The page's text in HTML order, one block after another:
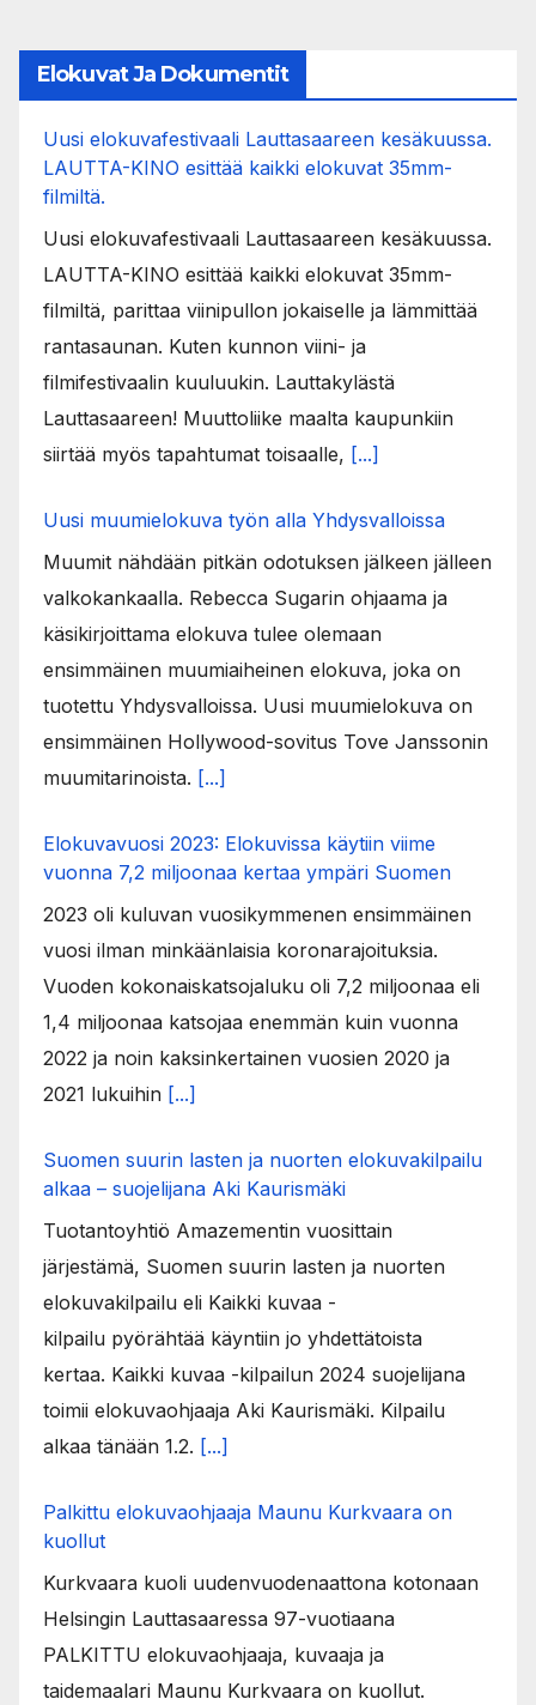
Elokuvat Ja Dokumentit
Uusi elokuvafestivaali Lauttasaareen kesäkuussa.
LAUTTA-KINO esittää kaikki elokuvat 35mm-
filmiltä.
Uusi elokuvafestivaali Lauttasaareen kesäkuussa.
LAUTTA-KINO esittää kaikki elokuvat 35mm-
filmiltä, parittaa viinipullon jokaiselle ja lämmittää
rantasaunan. Kuten kunnon viini- ja
filmifestivaalin kuuluukin. Lauttakylästä
Lauttasaareen! Muuttoliike maalta kaupunkiin
siirtää myös tapahtumat toisaalle, [...]
Uusi muumielokuva työn alla Yhdysvalloissa
Muumit nähdään pitkän odotuksen jälkeen jälleen
valkokankaalla. Rebecca Sugarin ohjaama ja
käsikirjoittama elokuva tulee olemaan
ensimmäinen muumiaiheinen elokuva, joka on
tuotettu Yhdysvalloissa. Uusi muumielokuva on
ensimmäinen Hollywood-sovitus Tove Janssonin
muumitarinoista. [...]
Elokuvavuosi 2023: Elokuvissa käytiin viime
vuonna 7,2 miljoonaa kertaa ympäri Suomen
2023 oli kuluvan vuosikymmenen ensimmäinen
vuosi ilman minkäänlaisia koronarajoituksia.
Vuoden kokonaiskatsojaluku oli 7,2 miljoonaa eli
1,4 miljoonaa katsojaa enemmän kuin vuonna
2022 ja noin kaksinkertainen vuosien 2020 ja
2021 lukuihin [...]
Suomen suurin lasten ja nuorten elokuvakilpailu
alkaa – suojelijana Aki Kaurismäki
Tuotantoyhtiö Amazementin vuosittain
järjestämä, Suomen suurin lasten ja nuorten
elokuvakilpailu eli Kaikki kuvaa -
kilpailu pyörähtää käyntiin jo yhdettätoista
kertaa. Kaikki kuvaa -kilpailun 2024 suojelijana
toimii elokuvaohjaaja Aki Kaurismäki. Kilpailu
alkaa tänään 1.2. [...]
Palkittu elokuvaohjaaja Maunu Kurkvaara on
kuollut
Kurkvaara kuoli uudenvuodenaattona kotonaan
Helsingin Lauttasaaressa 97-vuotiaana
PALKITTU elokuvaohjaaja, kuvaaja ja
taidemaalari Maunu Kurkvaara on kuollut.